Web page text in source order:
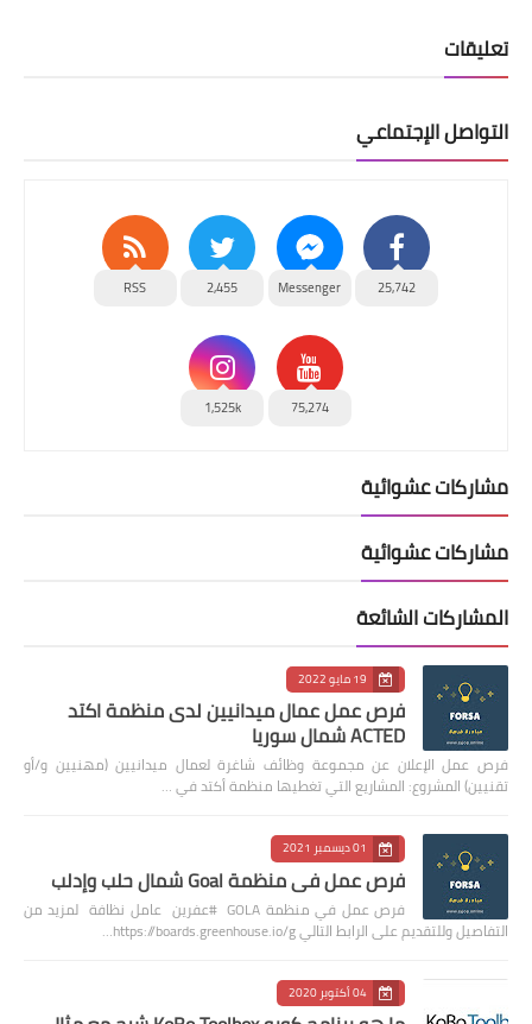
تعليقات
التواصل الإجتماعي
25,742
Messenger
2,455
RSS
75,274
1,525k
مشاركات عشوائية
مشاركات عشوائية
المشاركات الشائعة
19 مايو 2022
فرص عمل عمال ميدانيين لدى منظمة اكتد
ACTED شمال سوريا
فرص عمل الإعلان عن مجموعة وظائف شاغرة لعمال ميدانيين (مهنيين و/أو
تقنيين) المشروع: المشاريع التي تغطيها منظمة أكتد في …
01 ديسمبر 2021
فرص عمل في منظمة Goal شمال حلب وإدلب
فرص عمل في منظمة GOLA #عفرين عامل نظافة لمزيد من
التفاصيل وللتقديم على الرابط التالي https://boards.greenhouse.io/g…
04 أكتوبر 2020